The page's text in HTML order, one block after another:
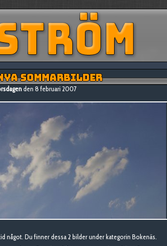
SOMMARBILDER
den 8 februari 2007
något. Du finner dessa 2 bilder under kategorin Bokenäs.